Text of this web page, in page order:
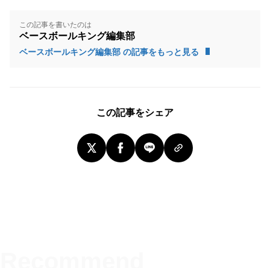
この記事を書いたのは
ベースボールキング編集部
ベースボールキング編集部 の記事をもっと見る
この記事をシェア